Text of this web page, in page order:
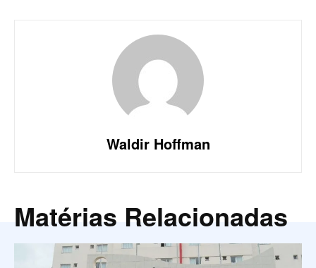
Waldir Hoffman
Matérias Relacionadas